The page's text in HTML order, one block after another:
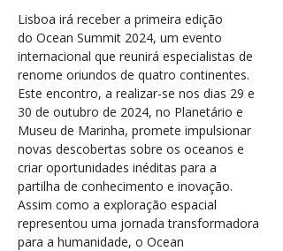
Lisboa irá receber a primeira edição
do Ocean Summit 2024, um evento
internacional que reunirá especialistas de
renome oriundos de quatro continentes.
Este encontro, a realizar-se nos dias 29 e
30 de outubro de 2024, no Planetário e
Museu de Marinha, promete impulsionar
novas descobertas sobre os oceanos e
criar oportunidades inéditas para a
partilha de conhecimento e inovação.
Assim como a exploração espacial
representou uma jornada transformadora
para a humanidade, o Ocean